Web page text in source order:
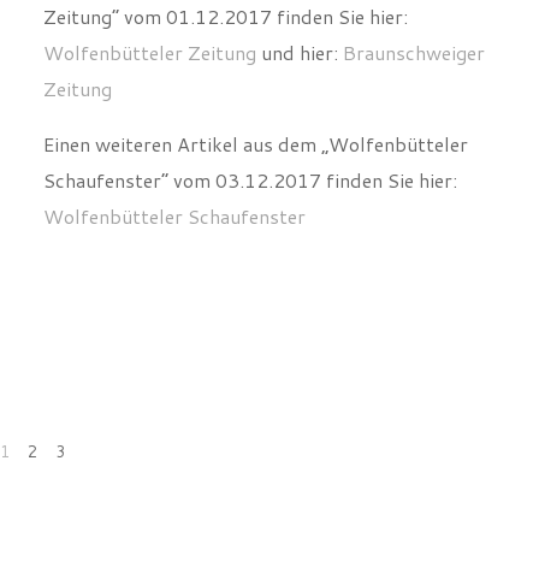
Zeitung“ vom 01.12.2017 finden Sie hier:
Wolfenbütteler Zeitung und hier: Braunschweiger
Zeitung
Einen weiteren Artikel aus dem „Wolfenbütteler
Schaufenster“ vom 03.12.2017 finden Sie hier:
Wolfenbütteler Schaufenster
1 2 3